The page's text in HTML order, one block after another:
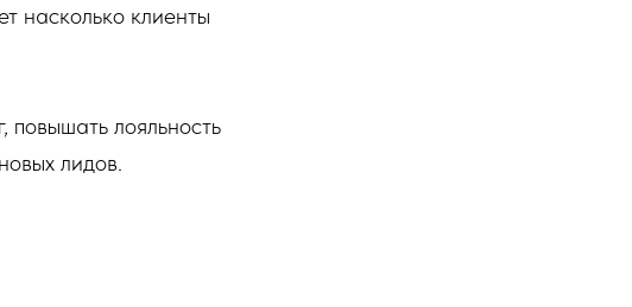
насколько клиенты
повышать лояльность
лидов.